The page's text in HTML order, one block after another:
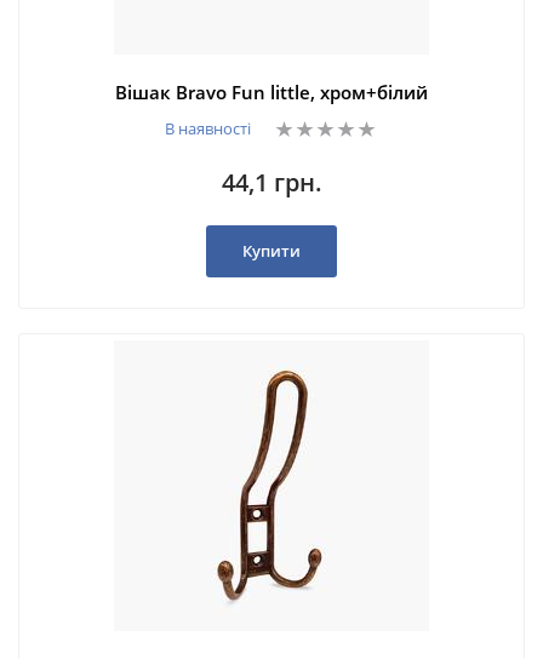
Вішак Bravo Fun little, хром+білий
В наявності
44,1 грн.
Купити